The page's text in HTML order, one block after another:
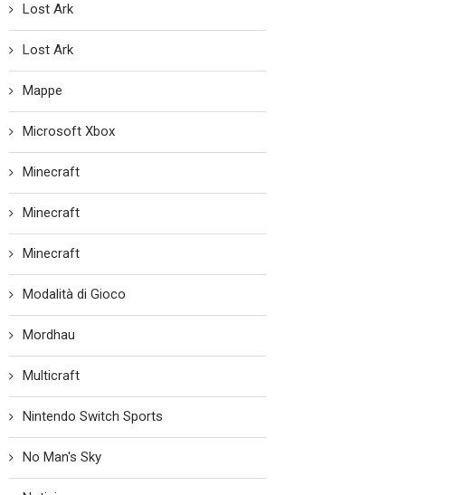
Lost Ark
Lost Ark
Mappe
Microsoft Xbox
Minecraft
Minecraft
Minecraft
Modalità di Gioco
Mordhau
Multicraft
Nintendo Switch Sports
No Man's Sky